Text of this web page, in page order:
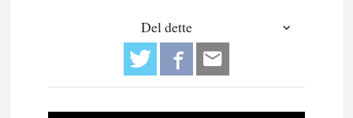
Del dette